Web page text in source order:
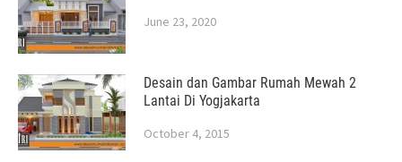
June 23, 2020
Desain dan Gambar Rumah Mewah 2
Lantai Di Yogjakarta
October 4, 2015